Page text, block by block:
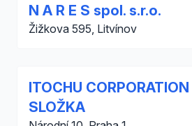
N A R E S spol. s.r.o.
Žižkova 595, Litvínov
ITOCHU
SLOŽKA